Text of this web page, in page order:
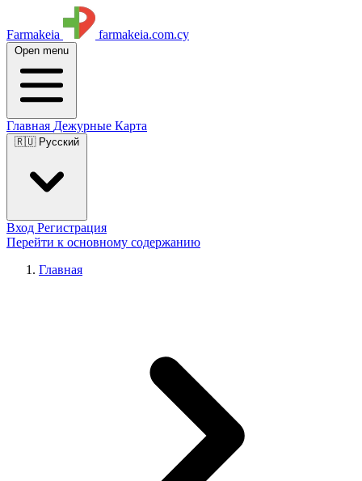
Farmakeia farmakeia.com.cy
Open menu
Главная Дежурные Карта
🇷🇺 Русский
Вход Регистрация
Перейти к основному содержанию
Главная